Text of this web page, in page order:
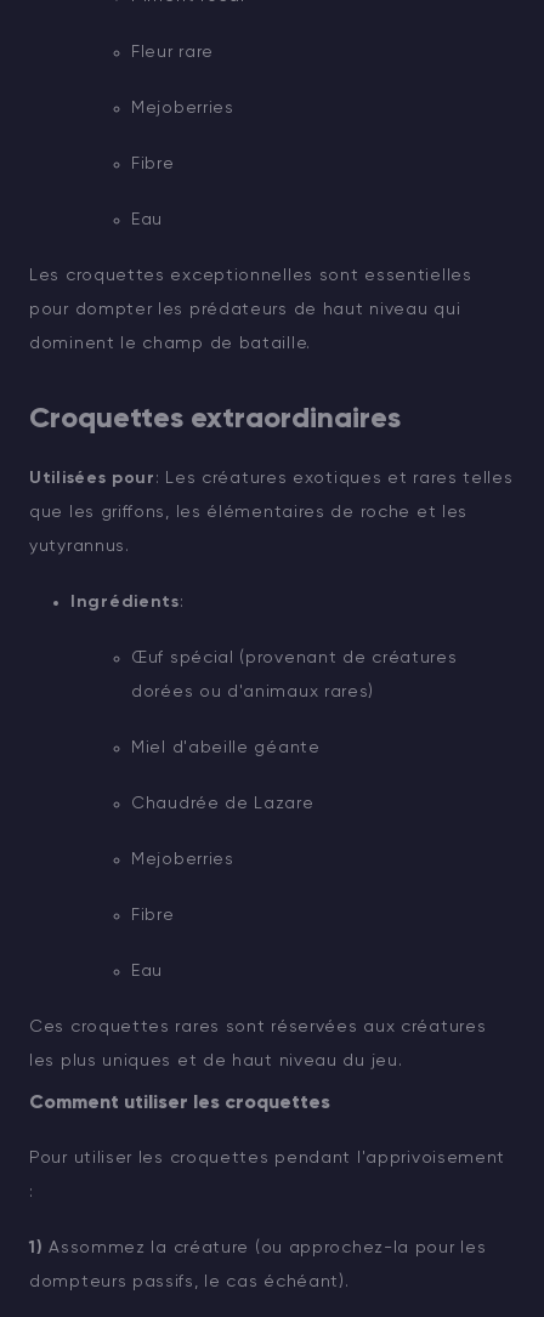
Fleur rare
Mejoberries
Fibre
Eau
Les croquettes exceptionnelles sont essentielles
pour dompter les prédateurs de haut niveau qui
dominent le champ de bataille.
Croquettes extraordinaires
Utilisées pour : Les créatures exotiques et rares telles
que les griffons, les élémentaires de roche et les
yutyrannus.
Ingrédients:
Œuf spécial (provenant de créatures
dorées ou d'animaux rares)
Miel d'abeille géante
Chaudrée de Lazare
Mejoberries
Fibre
Eau
Ces croquettes rares sont réservées aux créatures
les plus uniques et de haut niveau du jeu.
Comment utiliser les croquettes
Pour utiliser les croquettes pendant l'apprivoisement
:
1) Assommez la créature (ou approchez-la pour les
dompteurs passifs, le cas échéant).